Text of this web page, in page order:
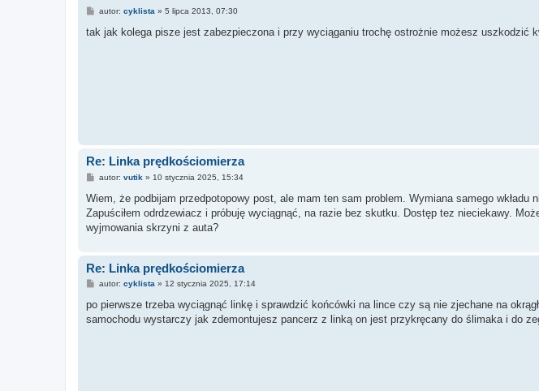
P
s
autor: cyklista » 5 lipca 2013, 07:30
tak jak kolega pisze jest zabezpieczona i przy wyciąganiu trochę ostrożnie możesz uszkodzić
Re: Linka prędkościomierza
P
s
autor: vutik » 10 stycznia 2025, 15:34
Wiem, że podbijam przedpotopowy post, ale mam ten sam problem. Wymiana samego wkładu
Zapuściłem odrdzewiacz i próbuję wyciągnąć, na razie bez skutku. Dostęp tez nieciekawy.
wyjmowania skrzyni z auta?
Re: Linka prędkościomierza
P
s
autor: cyklista » 12 stycznia 2025, 17:14
po pierwsze trzeba wyciągnąć linkę i sprawdzić końcówki na lince czy są nie zjechane na
samochodu wystarczy jak zdemontujesz pancerz z linką on jest przykręcany do ślimaka i do